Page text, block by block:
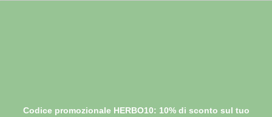
Codice promozionale HERBO10: 10% di sconto sul tuo